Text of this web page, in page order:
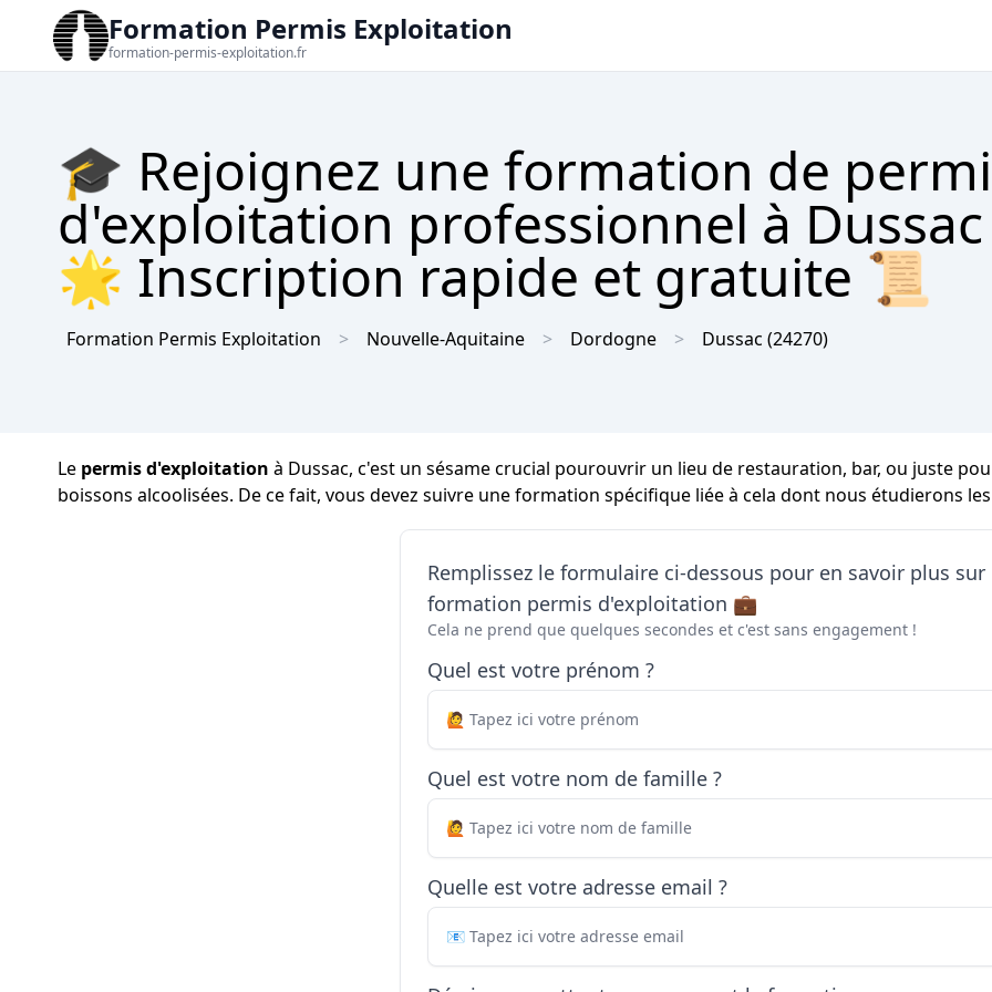
Formation Permis Exploitation
formation-permis-exploitation.fr
🎓 Rejoignez une formation de
d'exploitation professionnel à Dussac
🌟 Inscription rapide et gratuite 📜
Formation Permis Exploitation Nouvelle-Aquitaine Dordogne Dussac (24270)
Le permis d'exploitation à Dussac, c'est un sésame crucial pourouvrir un lieu de restauration, bar, ou juste
boissons alcoolisées. De ce fait, vous devez suivre une formation spécifique liée à cela dont nous étudierons
Remplissez le formulaire ci-dessous pour en savoir plus sur
formation permis d'exploitation 💼
Cela ne prend que quelques secondes et c'est sans engagement !
Quel est votre prénom ?
Quel est votre nom de famille ?
Quelle est votre adresse email ?